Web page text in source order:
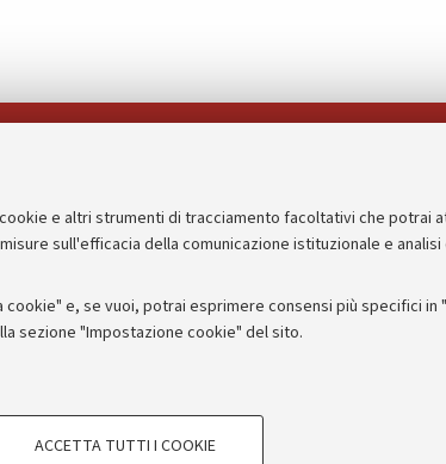
e altri strumenti di tracciamento facoltativi che potrai
sull'efficacia della comunicazione istituzionale e
e, se vuoi, potrai esprimere consensi più specifici in
sezione "Impostazione cookie" del sito.
COOKIE TECNICI - NECESSARI
ACCETTA TUTTI I COOKIE
Bandi, gare e concorsi
Amministrazione trasparente